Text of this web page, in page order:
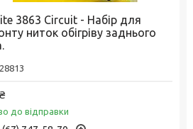
3863 Circuit - Набір для
ниток обігріву заднього
28813
до відправки